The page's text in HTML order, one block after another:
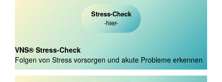
Stress-Check
-hier-
VNS® Stress-Check
Folgen von Stress vorsorgen und akute Probleme erkennen